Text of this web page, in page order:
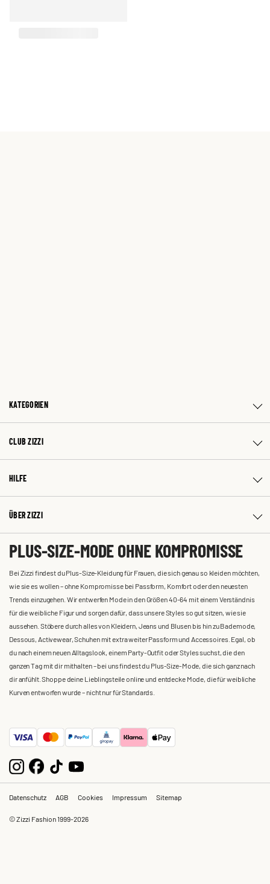
KATEGORIEN
CLUB ZIZZI
HILFE
ÜBER ZIZZI
PLUS-SIZE-MODE OHNE KOMPROMISSE
Bei Zizzi findest du Plus-Size-Kleidung für Frauen, die sich genau so kleiden möchten,
wie sie es wollen – ohne Kompromisse bei Passform, Komfort oder den neuesten
Trends einzugehen. Wir entwerfen Mode in den Größen 40-64 mit einem Verständnis
für die weibliche Figur und sorgen dafür, dass unsere Styles so gut sitzen, wie sie
aussehen. Stöbere durch alles von Kleidern, Jeans und Blusen bis hin zu Bademode,
Dessous, Activewear, Schuhen mit extra weiter Passform und Accessoires. Egal, ob
du nach einem neuen Alltagslook, einem Party-Outfit oder Styles suchst, die den
ganzen Tag mit dir mithalten – bei uns findest du Plus-Size-Mode, die sich ganz nach
dir anfühlt. Shoppe deine Lieblingsteile online und entdecke Mode, die für weibliche
Kurven entworfen wurde – nicht nur für Standards.
Datenschutz AGB Cookies Impressum Sitemap
© Zizzi Fashion 1999-2026